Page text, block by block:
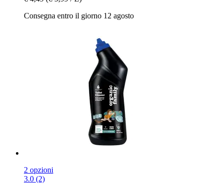
Consegna entro il giorno 12 agosto
2 opzioni
3.0 (2)